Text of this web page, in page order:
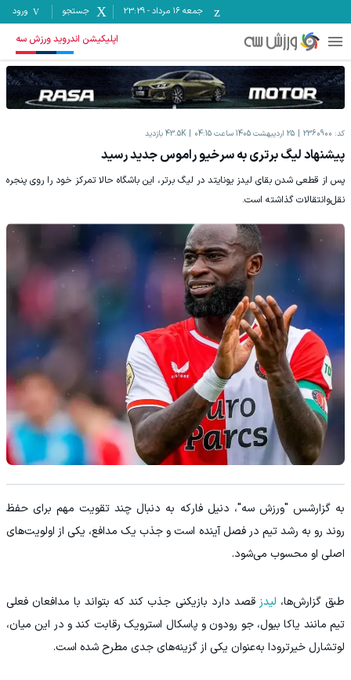
جمعه ۱۶ مرداد -
23:29 جستجو ورود
اپلیکیشن اندروید ورزش سه
کد: 2360900 25 اردیبهشت 1405 ساعت 04:15 43.5K بازدید
پیشنهاد لیگ برتری به سرخیو راموس جدید رسید
پس از قطعی شدن بقای لیدز یونایتد در لیگ برتر، این باشگاه حالا تمرکز خود را روی پنجره
نقل‌وانتقالات گذاشته است.
به گزارشس "ورزش سه"، دنیل فارکه به دنبال چند تقویت مهم برای حفظ
روند رو به رشد تیم در فصل آینده است و جذب یک مدافع، یکی از اولویت‌های
اصلی او محسوب می‌شود.
طبق گزارش‌ها، لیدز قصد دارد بازیکنی جذب کند که بتواند با مدافعان فعلی
تیم مانند یاکا بیول، جو رودون و پاسکال استرویک رقابت کند و در این میان،
لوتشارل خیرترودا به‌عنوان یکی از گزینه‌های جدی مطرح شده است.